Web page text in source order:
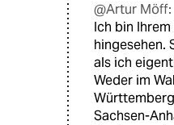
@Artur Möff:
Ich bin
hingesehen.
als ich
Weder im
Sachsen-